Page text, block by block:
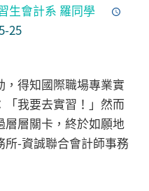
生會計系 羅同學
25
得知國際職場專業實
我要去實習！」然而
層關卡，終於如願地
-資誠聯合會計師事務